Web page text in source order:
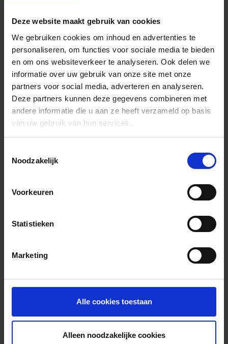
Deze website maakt gebruik van cookies
We gebruiken cookies om inhoud en advertenties te
personaliseren, om functies voor sociale media te bieden
en om ons websiteverkeer te analyseren. Ook delen we
informatie over uw gebruik van onze site met onze
partners voor social media, adverteren en analyseren.
Deze partners kunnen deze gegevens combineren met
andere informatie die u aan ze heeft verzameld op basis
van uw gebruik van hun services.
Noodzakelijk
Voorkeuren
Statistieken
Marketing
Alle cookies toestaan
Alleen noodzakelijke cookies